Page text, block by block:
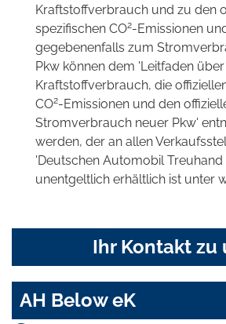
Kraftstoffverbrauch und zu den
spezifischen CO2-Emissionen
gegebenenfalls zum
Pkw können dem 'Leitfaden
Kraftstoffverbrauch, die
CO2-Emissionen und den
Stromverbrauch neuer Pkw'
werden, der an allen
'Deutschen Automobil Treuhand
unentgeltlich erhältlich ist unter
Ihr Kontakt zu
AH Below eK